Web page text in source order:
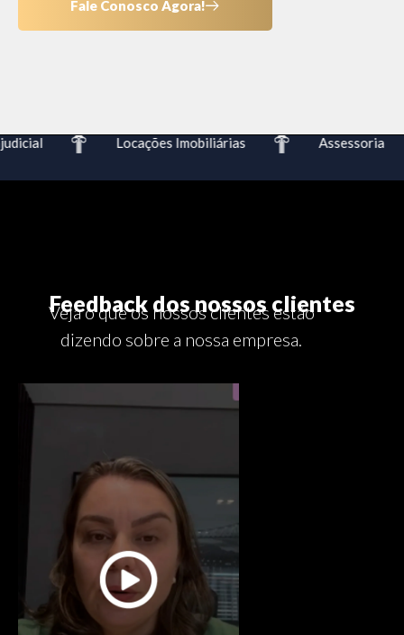
Fale Conosco Agora!
Locações Imobiliárias Assessoria
Feedback dos nossos clientes
Veja o que os nossos clientes estão
dizendo sobre a nossa empresa.